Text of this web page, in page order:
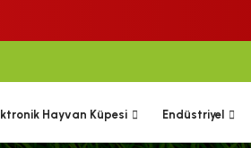
Hayvan Küpesi Endüstriyel